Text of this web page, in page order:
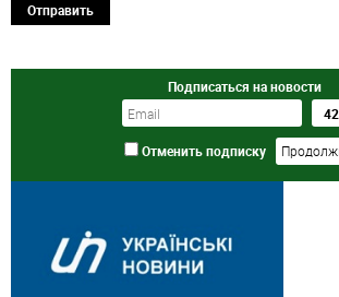
Отправить
Подписаться на новости
Отменить подписку